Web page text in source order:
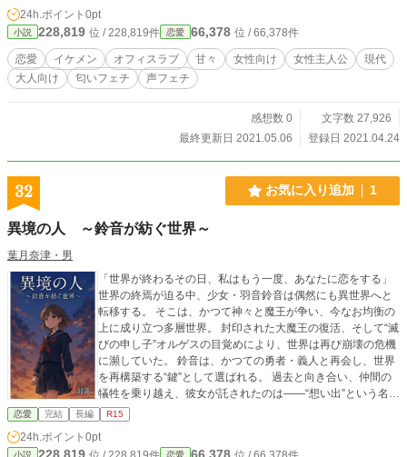
24h.ポイント 0pt
小説 228,819 位 / 228,819件 恋愛 66,378 位 / 66,378件
恋愛 イケメン オフィスラブ 甘々 女性向け 女性主人公
現代
大人向け
匂いフェチ 声フェチ
感想数 0
文字数 27,926
最終更新日 2021.05.06
登録日 2021.04.24
32 お気に入り追加 1
異境の人 ～鈴音が紡ぐ世界～
葉月奈津・男
「世界が終わるその日、私はもう一度、あなたに恋をする」
世界の終焉が迫る中、少女・羽音鈴音は偶然にも異世界へと
転移する。 そこは、かつて神々と魔王が争い、今なお均衡の
上に成り立つ多層世界。 封印された大魔王の復活、そして“滅
びの申し子”オルゲスの目覚めにより、世界は再び崩壊の危機
に瀕していた。 鈴音は、かつての勇者・義人と再会し、世界
を再構築する“鍵”として選ばれる。 過去と向き合い、仲間の
犠牲を乗り越え、彼女が託されたのは――“想い出”という名の
光。 これは、誰にも語られない創世神話。 一人の少女の想い
が、世界を救い、未来を紡ぎ出す物語。 好きな人に告白する
ためなら、恋する乙女は世界ぐらい救っちゃいます。 ※一部
恋愛 完結 長編 R15
24h.ポイント 0pt
小説 恋愛